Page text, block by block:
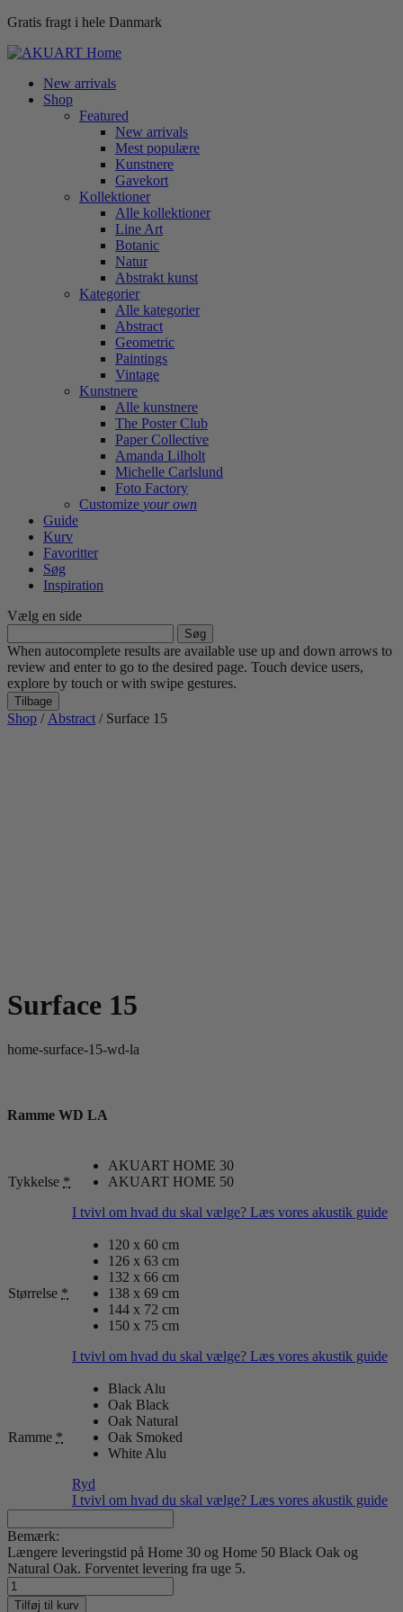
Gratis fragt i hele Danmark
New arrivals
Shop
Featured
New arrivals
Mest populære
Kunstnere
Gavekort
Kollektioner
Alle kollektioner
Line Art
Botanic
Natur
Abstrakt kunst
Kategorier
Alle kategorier
Abstract
Geometric
Paintings
Vintage
Kunstnere
Alle kunstnere
The Poster Club
Paper Collective
Amanda Lilholt
Michelle Carlslund
Foto Factory
Customize your own
Guide
Kurv
Favoritter
Søg
Inspiration
Vælg en side
efter:
When autocomplete results are available use up and down arrows to
review and enter to go to the desired page. Touch device users,
explore by touch or with swipe gestures.
Tilbage
Shop / Abstract / Surface 15
Surface 15
home-surface-15-wd-la
Ramme WD LA
Tykkelse *
AKUART HOME 30
AKUART HOME 50
I tvivl om hvad du skal vælge? Læs vores akustik guide
Størrelse *
120 x 60 cm
126 x 63 cm
132 x 66 cm
138 x 69 cm
144 x 72 cm
150 x 75 cm
I tvivl om hvad du skal vælge? Læs vores akustik guide
Ramme *
Black Alu
Oak Black
Oak Natural
Oak Smoked
White Alu
Ryd
I tvivl om hvad du skal vælge? Læs vores akustik guide
Bemærk:
Længere leveringstid på Home 30 og Home 50 Black Oak og
Natural Oak. Forventet levering fra uge 5.
Surface
15Tilføj til kurv